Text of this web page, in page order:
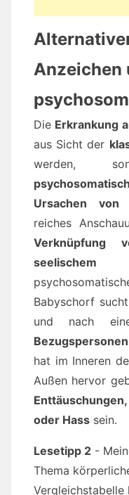
Anzeichen
Die Erkrankung
aus Sicht der
werden,
Ursachen von
reiches
Verknüpfung
seelischem
Babyschorf
und nach
hat im Inneren
Außen hervor
oder Hass sein.
Lesetipp 2 -
Thema
Vergleichstabelle